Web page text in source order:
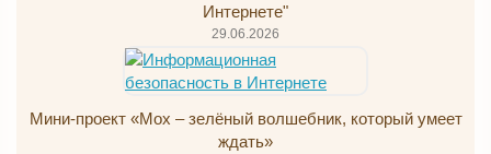
Интернете"
29.06.2026
Мини-проект «Мох – зелёный волшебник, который умеет
ждать»